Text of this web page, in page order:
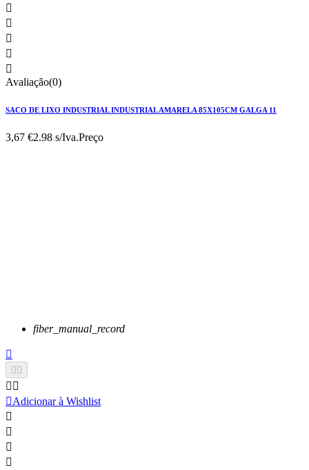





Avaliação(0)
SACO DE LIXO INDUSTRIAL INDUSTRIAL AMARELA 85X105CM GALGA 11
3,67 €2.98 s/Iva.Preço
fiber_manual_record

 
 
Adicionar à Wishlist



